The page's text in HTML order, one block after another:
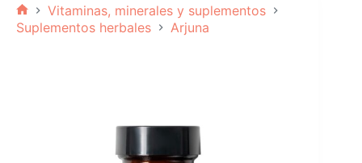
Inicio
Vitaminas, minerales y suplementos
Suplementos herbales
Arjuna